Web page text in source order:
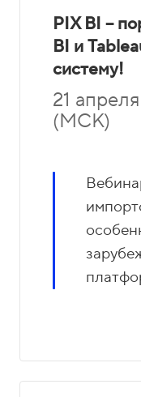
PIX BI –
BI и
систему!
21
(МСК)